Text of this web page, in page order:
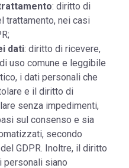
: diritto di
trattamento, nei casi
dati: diritto di ricevere,
uso comune e leggibile
i dati personali che
e il diritto di
senza impedimenti,
sul consenso e sia
secondo
GDPR. Inoltre, il diritto
personali siano